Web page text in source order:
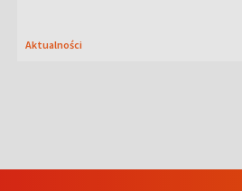
Aktualności